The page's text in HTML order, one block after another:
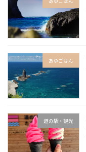
あゆごはん
道の駅・観光